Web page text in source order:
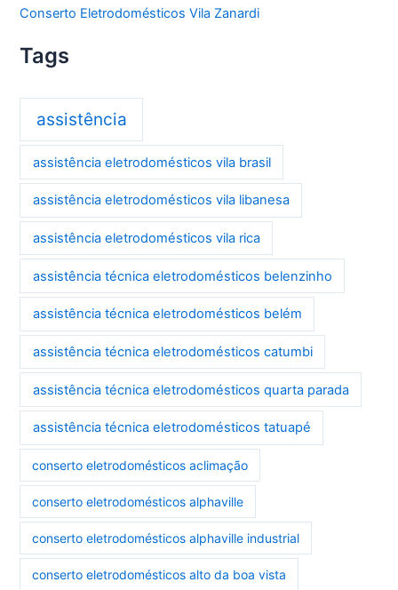
Conserto Eletrodomésticos Vila Zanardi
Tags
assistência
assistência eletrodomésticos vila brasil
assistência eletrodomésticos vila libanesa
assistência eletrodomésticos vila rica
assistência técnica eletrodomésticos belenzinho
assistência técnica eletrodomésticos belém
assistência técnica eletrodomésticos catumbi
assistência técnica eletrodomésticos quarta parada
assistência técnica eletrodomésticos tatuapé
conserto eletrodomésticos aclimação
conserto eletrodomésticos alphaville
conserto eletrodomésticos alphaville industrial
conserto eletrodomésticos alto da boa vista